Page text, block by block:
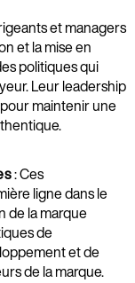
et managers
et la mise en
politiques qui
Leur leadership
maintenir une
: Ces
ligne dans le
de la marque
de
et de
de la marque.